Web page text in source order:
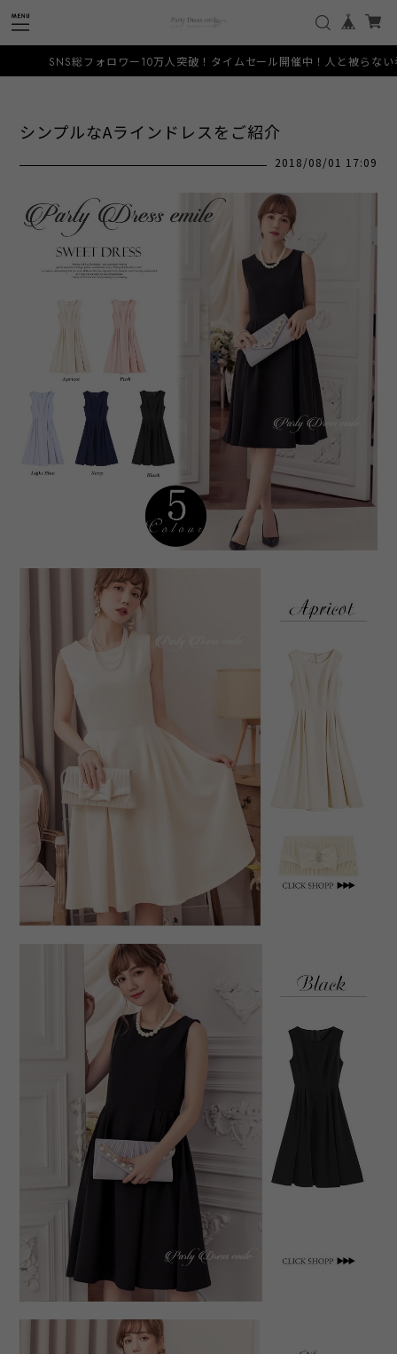
ワー10万人突破！タイムセール開催中！人と被らない希少なデザインを
シンプルなAラインドレスをご紹介
2018/08/01 17:09